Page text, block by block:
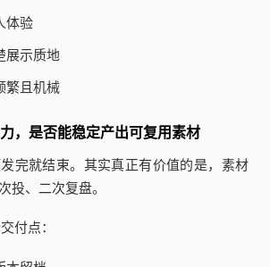
体验
展示质地
繁且机械
，是否能稳定产出可复用素材
完就结束。其实真正有价值的是，素材
投、二次复盘。
付点：